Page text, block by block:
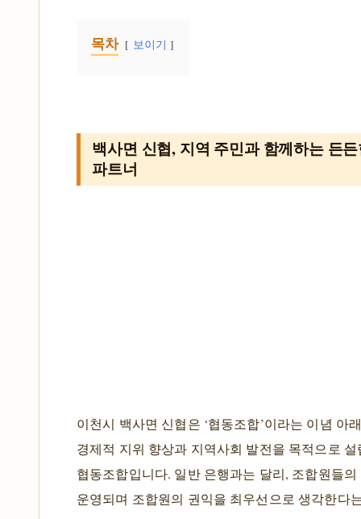
목차 보이기
백사면 신협, 지역 주민과 함께하는 든
파트너
이천시 백사면 신협은 ‘협동조합’이라는 이념 아
경제적 지위 향상과 지역사회 발전을 목적으로
협동조합입니다. 일반 은행과는 달리, 조합원들
운영되며 조합원의 권익을 최우선으로 생각한다